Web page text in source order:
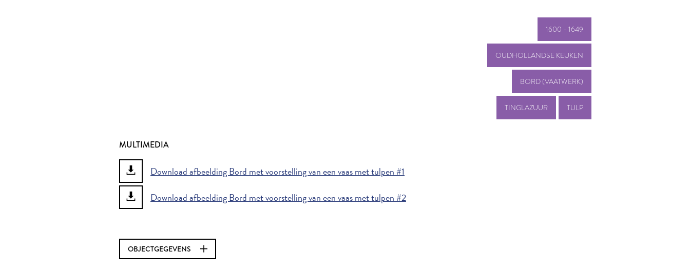
1600 - 1649
OUDHOLLANDSE KEUKEN
BORD (VAATWERK)
TINGLAZUUR TULP
MULTIMEDIA
Download afbeelding Bord met voorstelling van een vaas met tulpen #1
Download afbeelding Bord met voorstelling van een vaas met tulpen #2
OBJECTGEGEVENS